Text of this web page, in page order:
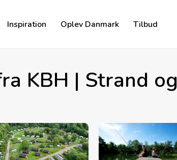
Inspiration Oplev Danmark Tilbud
KBH | Strand og